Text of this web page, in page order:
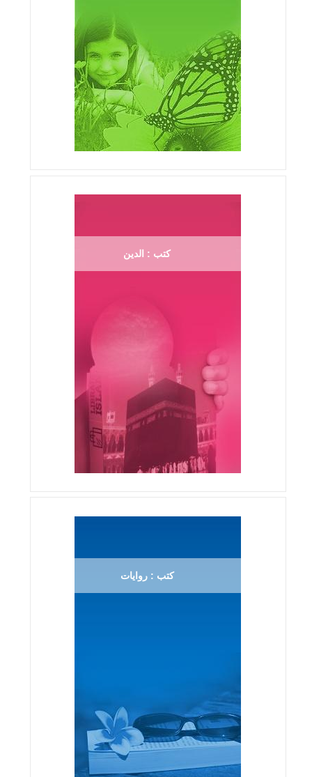
كتب : الدين
كتب : روايات